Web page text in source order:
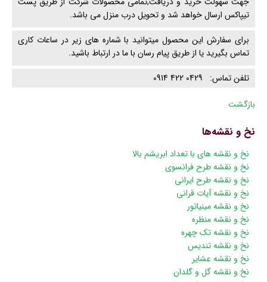
تیپاکس ارسال خواهد شد و تحویل درب منزل می باشد.
برای سفارش این محصول میتوانید با شماره های زیر در ساعات کاری
تماس بگیرید یا از طریق پیام رسان با ما در ارتباط باشید.
تلفن تماس: 0429 422 0914
بازگشت
نخ و نقشه‌ها
پریدن
ناوبری
نخ و نقشه های با تعداد ابریشم بالا
نخ و نقشه طرح فرانسوی
نخ و نقشه طرح ایرانی
نخ و نقشه آیات قرانی
نخ و نقشه مینیاتور
نخ و نقشه منظره
نخ و نقشه تک چهره
نخ و نقشه تندیس
نخ و نقشه عشایر
نخ و نقشه گل و گلدان